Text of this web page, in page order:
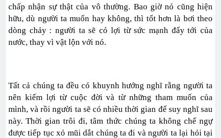
chấp nhận sự thật của vô thường. Bao giờ nó cũng hiện
hữu, dù người ta muốn hay không, thì tốt hơn là bơi theo
dòng chảy : người ta sẽ có lợi từ sức mạnh đẩy tới của
nước, thay vì vật lộn với nó.
Tất cả chúng ta đều có khuynh hướng nghĩ rằng người ta
nên kiếm lợi từ cuộc đời và từ những tham muốn của
mình, và rồi người ta sẽ có nhiều thời gian để suy nghĩ sau
này. Thời gian trôi đi, tâm thức chúng ta không chế ngự
được tiếp tục xỏ mũi dắt chúng ta đi và người ta lại hỏi tại